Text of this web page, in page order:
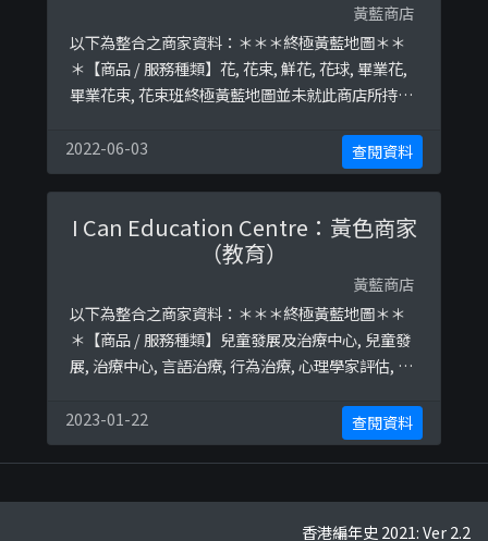
黃藍商店
以下為整合之商家資料：＊＊＊終極黃藍地圖＊＊
＊【商品 / 服務種類】花, 花束, 鮮花, 花球, 畢業花,
畢業花束, 花束班終極黃藍地圖並未就此商店所持的
係商戶自行提供嘅簡介：whatsapp:
61829189Lemongrass - 花藝設計工作者，只接
appointment預訂，非門市花店零售workshop:
荃灣海盛路3號 TML廣場以下係相 ...
2022-06-03 查閱資料
I Can Education Centre：黃色商家
（教育）
黃藍商店
以下為整合之商家資料：＊＊＊終極黃藍地圖＊＊
＊【商品 / 服務種類】兒童發展及治療中心, 兒童發
展, 治療中心, 言語治療, 行為治療, 心理學家評估, 兒
商店所持的立場表態給出具體原因。＊＊＊和你查
＊＊＊以下係商戶自行提供嘅簡介：我們是一間
Playgroup及兒童成長發展中心，團隊包括「親職
2023-01-22 查閱資料
香港編年史 2021: Ver 2.2